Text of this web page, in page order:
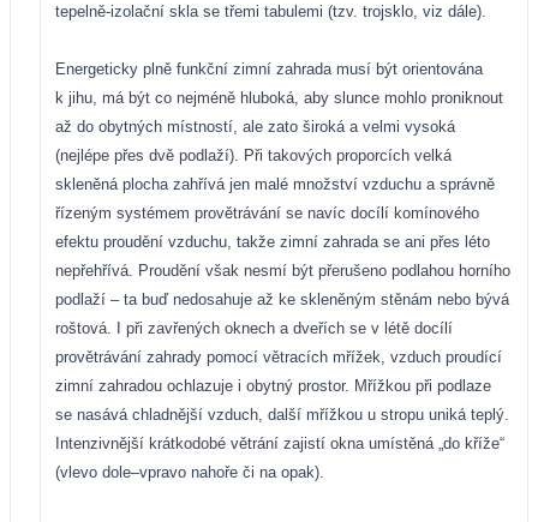
tepelně-izolační skla se třemi tabulemi (tzv. trojsklo, viz dále).
Energeticky plně funkční zimní zahrada musí být orientována
k jihu, má být co nejméně hluboká, aby slunce mohlo proniknout
až do obytných místností, ale zato široká a velmi vysoká
(nejlépe přes dvě podlaží). Při takových proporcích velká
skleněná plocha zahřívá jen malé množství vzduchu a správně
řízeným systémem provětrávání se navíc docílí komínového
efektu proudění vzduchu, takže zimní zahrada se ani přes léto
nepřehřívá. Proudění však nesmí být přerušeno podlahou horního
podlaží – ta buď nedosahuje až ke skleněným stěnám nebo bývá
roštová. I při zavřených oknech a dveřích se v létě docílí
provětrávání zahrady pomocí větracích mřížek, vzduch proudící
zimní zahradou ochlazuje i obytný prostor. Mřížkou při podlaze
se nasává chladnější vzduch, další mřížkou u stropu uniká teplý.
Intenzivnější krátkodobé větrání zajistí okna umístěná „do kříže“
(vlevo dole–vpravo nahoře či na opak).